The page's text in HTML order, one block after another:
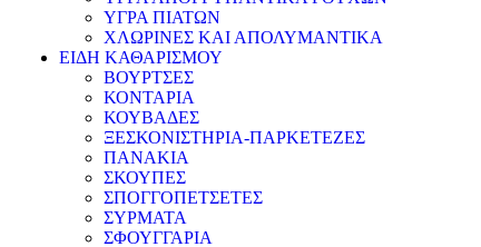
ΥΓΡΑ ΠΙΑΤΩΝ
ΧΛΩΡΙΝΕΣ ΚΑΙ ΑΠΟΛΥΜΑΝΤΙΚΑ
ΕΙΔΗ ΚΑΘΑΡΙΣΜΟΥ
ΒΟΥΡΤΣΕΣ
ΚΟΝΤΑΡΙΑ
ΚΟΥΒΑΔΕΣ
ΞΕΣΚΟΝΙΣΤΗΡΙΑ-ΠΑΡΚΕΤΕΖΕΣ
ΠΑΝΑΚΙΑ
ΣΚΟΥΠΕΣ
ΣΠΟΓΓΟΠΕΤΣΕΤΕΣ
ΣΥΡΜΑΤΑ
ΣΦΟΥΓΓΑΡΙΑ